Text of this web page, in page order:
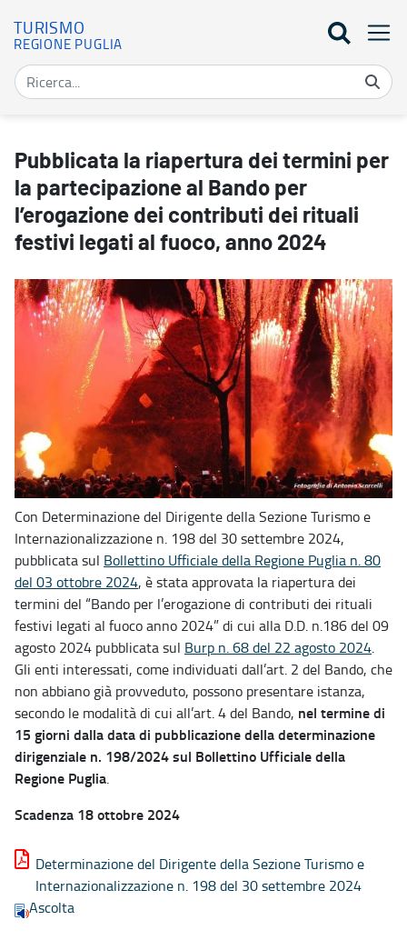
TURISMO
REGIONE PUGLIA
Pubblicata la riapertura dei termini per
la partecipazione al Bando per
l’erogazione dei contributi dei rituali
festivi legati al fuoco, anno 2024
Con Determinazione del Dirigente della Sezione Turismo e
Internazionalizzazione n. 198 del 30 settembre 2024,
pubblicata sul Bollettino Ufficiale della Regione Puglia n. 80
del 03 ottobre 2024, è stata approvata la riapertura dei
termini del “Bando per l’erogazione di contributi dei rituali
festivi legati al fuoco anno 2024” di cui alla D.D. n.186 del 09
agosto 2024 pubblicata sul Burp n. 68 del 22 agosto 2024.
Gli enti interessati, come individuati dall’art. 2 del Bando, che
non abbiano già provveduto, possono presentare istanza,
secondo le modalità di cui all’art. 4 del Bando, nel termine di
15 giorni dalla data di pubblicazione della determinazione
dirigenziale n. 198/2024 sul Bollettino Ufficiale della
Regione Puglia.
Scadenza 18 ottobre 2024
Determinazione del Dirigente della Sezione Turismo e
Internazionalizzazione n. 198 del 30 settembre 2024
Ascolta